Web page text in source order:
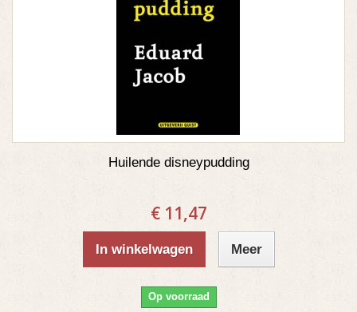
Huilende disneypudding
€ 11,47
In winkelwagen Meer
Op voorraad